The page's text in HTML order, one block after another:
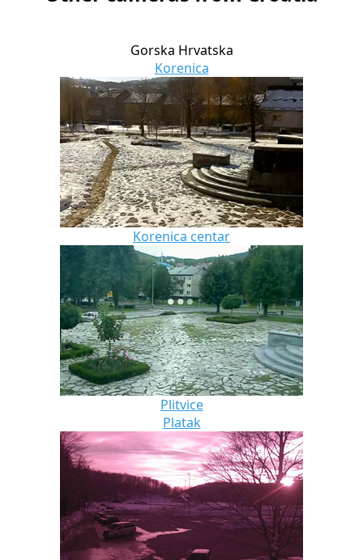
Gorska Hrvatska
Korenica
Korenica centar
Plitvice
Platak